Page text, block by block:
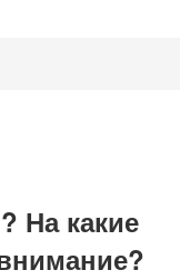
На какие